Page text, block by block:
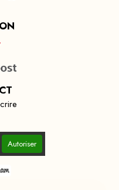
Autoriser